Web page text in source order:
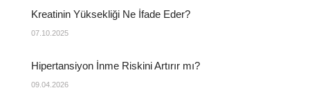
Kreatinin Yüksekliği Ne İfade Eder?
07.10.2025
Hipertansiyon İnme Riskini Artırır mı?
09.04.2026